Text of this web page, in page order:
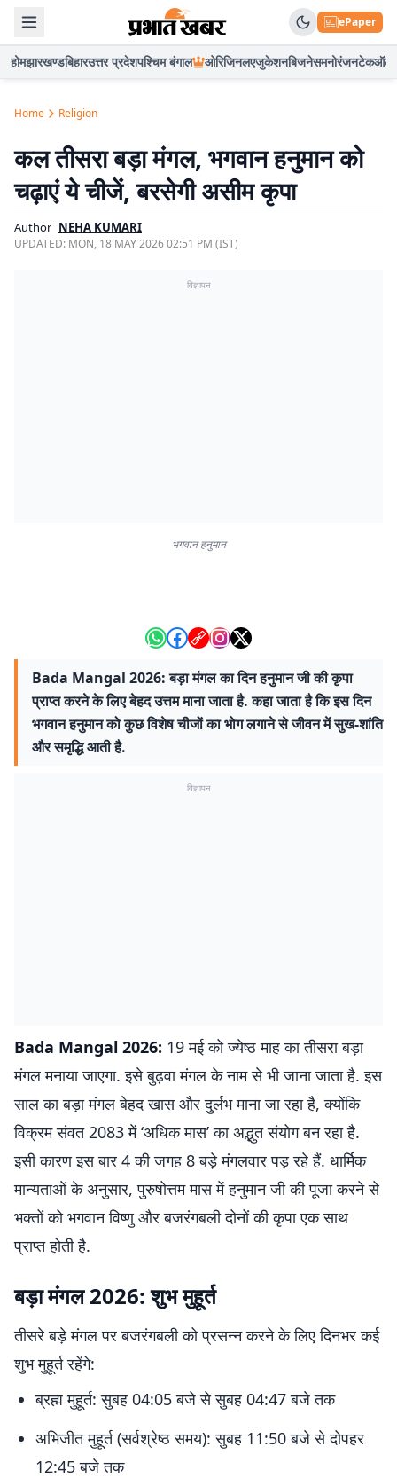
ePaper
होमझारखण्डबिहारउत्तर प्रदेशपश्चिम बंगाल ओरिजिनलएजुकेशनबिजनेसमनोरंजनटेकऑटो
Home Religion
कल तीसरा बड़ा मंगल, भगवान हनुमान को
चढ़ाएं ये चीजें, बरसेगी असीम कृपा
Author NEHA KUMARI
UPDATED: MON, 18 MAY 2026 02:51 PM (IST)
विज्ञापन
भगवान हनुमान
Bada Mangal 2026: बड़ा मंगल का दिन हनुमान जी की कृपा
प्राप्त करने के लिए बेहद उत्तम माना जाता है. कहा जाता है कि इस दिन
भगवान हनुमान को कुछ विशेष चीजों का भोग लगाने से जीवन में सुख-शांति
और समृद्धि आती है.
विज्ञापन
Bada Mangal 2026: 19 मई को ज्येष्ठ माह का तीसरा बड़ा
मंगल मनाया जाएगा. इसे बुढ़वा मंगल के नाम से भी जाना जाता है. इस
साल का बड़ा मंगल बेहद खास और दुर्लभ माना जा रहा है, क्योंकि
विक्रम संवत 2083 में ‘अधिक मास’ का अद्भुत संयोग बन रहा है.
इसी कारण इस बार 4 की जगह 8 बड़े मंगलवार पड़ रहे हैं. धार्मिक
मान्यताओं के अनुसार, पुरुषोत्तम मास में हनुमान जी की पूजा करने से
भक्तों को भगवान विष्णु और बजरंगबली दोनों की कृपा एक साथ
प्राप्त होती है.
बड़ा मंगल 2026: शुभ मुहूर्त
तीसरे बड़े मंगल पर बजरंगबली को प्रसन्न करने के लिए दिनभर कई
शुभ मुहूर्त रहेंगे:
ब्रह्म मुहूर्त: सुबह 04:05 बजे से सुबह 04:47 बजे तक
अभिजीत मुहूर्त (सर्वश्रेष्ठ समय): सुबह 11:50 बजे से दोपहर
12:45 बजे तक